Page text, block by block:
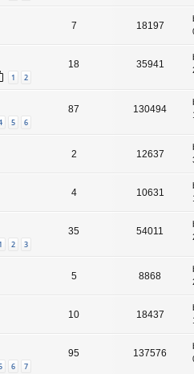
7 18197
1 2
18 35941
5 6
87 130494
2 12637
4 10631
2 3
35 54011
5 8868
10 18437
6 7
95 137576